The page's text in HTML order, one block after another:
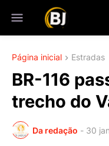
Página inicial Estradas
BR-116
trecho do
Da redação - 30